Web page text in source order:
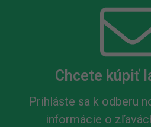
Chcete kúpiť
Prihláste sa k odberu
informácie o